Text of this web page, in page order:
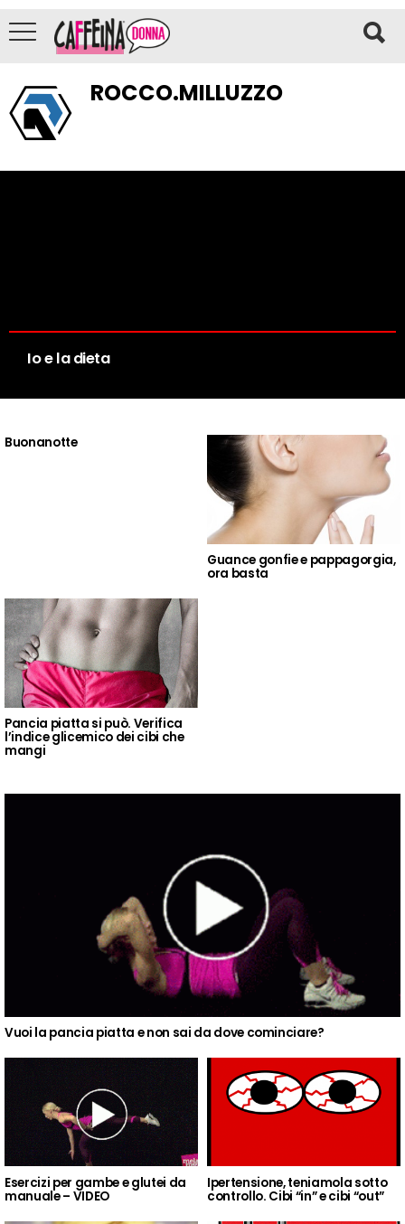
ROCCO.MILLUZZO
Io e la dieta
Buonanotte
Guance gonfie e pappagorgia,
ora basta
Pancia piatta si può. Verifica
l’indice glicemico dei cibi che
mangi
Vuoi la pancia piatta e non sai da dove cominciare?
Esercizi per gambe e glutei da
manuale – VIDEO
Ipertensione, teniamola sotto
controllo. Cibi “in” e cibi “out”